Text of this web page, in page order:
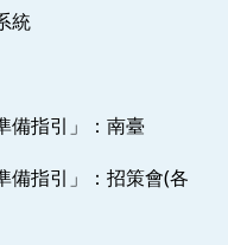
統
備指引」：南臺
備指引」：招策會(各